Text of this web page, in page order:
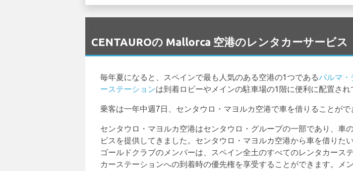
CENTAUROの Mallorca 空港のレンタカーサービス
毎年夏になると、スペインで最も人気のある空港の1つであるパルマ・
ーステーションは到着ロビーやメインの駐車場の1階に便利に配置され
乗客は一年中週7日、センタウロ・マヨルカ空港で車を借りることが
センタウロ・マヨルカ空港はセンタウロ・グループの一部であり、車
ビスを提供してきました。センタウロ・マヨルカ空港から車を借りた
ゴールドクラブのメンバーは、スペイン全土のすべてのレンタカース
カーステーションへの到着時の優先権を享受することができます。